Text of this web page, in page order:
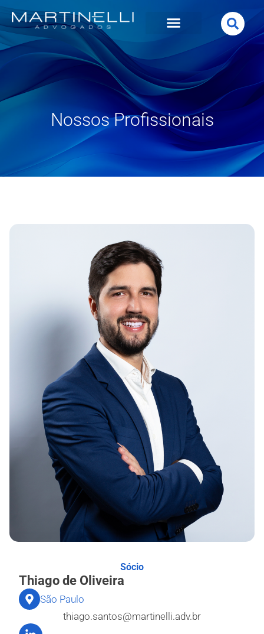
Nossos Profissionais
Sócio
Thiago de Oliveira
São Paulo
thiago.santos@martinelli.adv.br